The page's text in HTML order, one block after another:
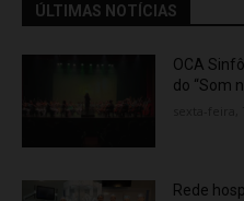
ÚLTIMAS NOTÍCIAS
OCA
do “Som
Rede